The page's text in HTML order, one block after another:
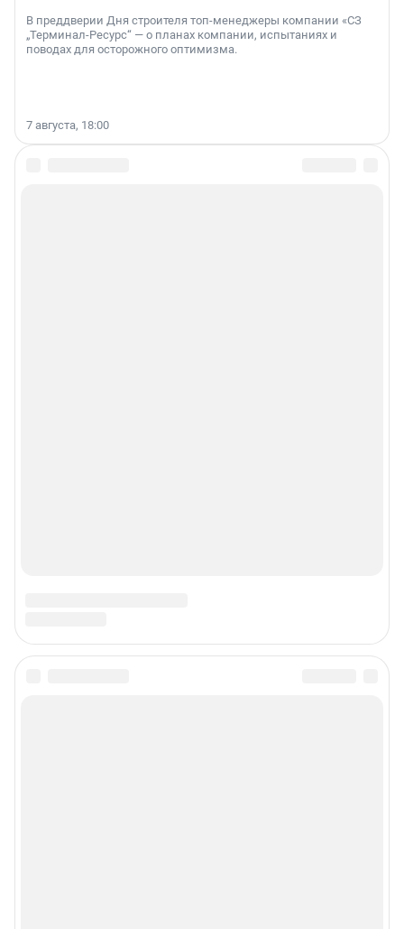
В преддверии Дня строителя топ-менеджеры компании «СЗ
„Терминал-Ресурс“ — о планах компании, испытаниях и
поводах для осторожного оптимизма.
7 августа, 18:00